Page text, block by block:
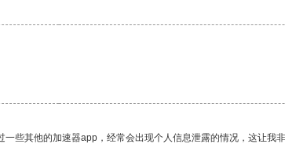
些其他的加速器app，经常会出现个人信息泄露的情况，这让我非